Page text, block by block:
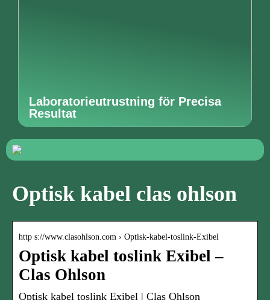
Laboratorieutrustning för Precisa
Resultat
Optisk kabel clas ohlson
http s://www.clasohlson.com › Optisk-kabel-toslink-Exibel
Optisk kabel toslink Exibel –
Clas Ohlson
Optisk kabel toslink Exibel | Clas Ohlson